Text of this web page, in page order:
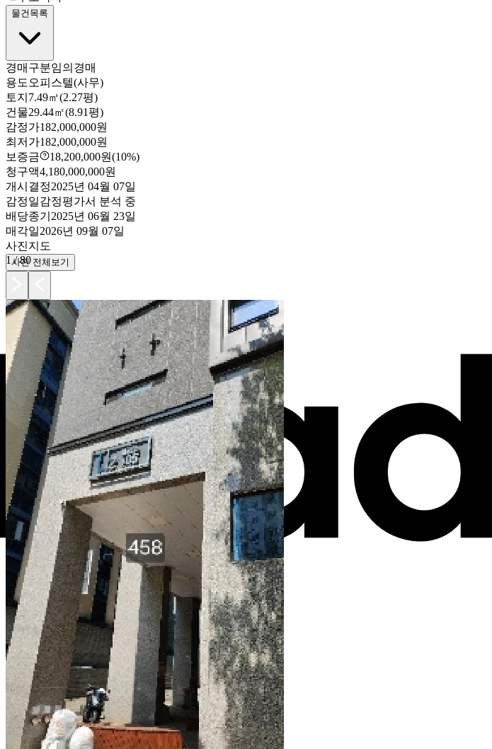
물건목록
경매구분임의경매
용도 오피스텔(사무)
토지 7.49㎡(2.27평)
건물29.44㎡(8.91평)
감정가182,000,000원
최저가182,000,000원
보증금
18,200,000원(10%)
청구액4,180,000,000원
개시결정2025년 04월 07일
감정일감정평가서 분석 중
배당종기 2025년 06월 23일
매각일2026년 09월 07일
사진지도
1 /80
사진 전체보기